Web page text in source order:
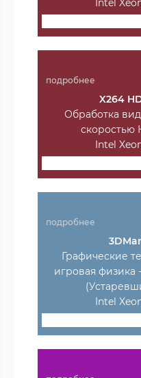
Intel
подробнее
X264
Обработка
скоростью
Intel
подробнее
Графические
игровая физика
Intel